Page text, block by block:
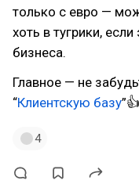
только с евро —
хоть в тугрики,
бизнеса.
Главное — не
“Клиентскую базу”👍
4